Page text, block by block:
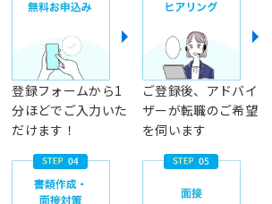
登録フォームから1
分ほどでご入力いた
だけます！
ご登録後、アドバイ
ザーが転職のご希望
を伺います